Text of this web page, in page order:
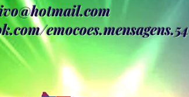
emocoes.mensagens.54